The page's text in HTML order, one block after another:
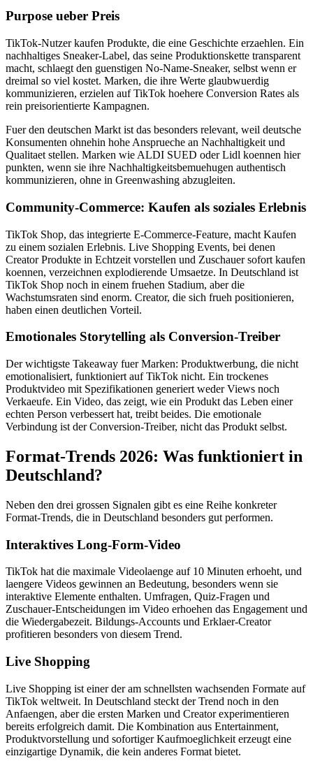
Purpose ueber Preis
TikTok-Nutzer kaufen Produkte, die eine Geschichte erzaehlen. Ein
nachhaltiges Sneaker-Label, das seine Produktionskette transparent
macht, schlaegt den guenstigen No-Name-Sneaker, selbst wenn er
dreimal so viel kostet. Marken, die ihre Werte glaubwuerdig
kommunizieren, erzielen auf TikTok hoehere Conversion Rates als
rein preisorientierte Kampagnen.
Fuer den deutschen Markt ist das besonders relevant, weil deutsche
Konsumenten ohnehin hohe Ansprueche an Nachhaltigkeit und
Qualitaet stellen. Marken wie ALDI SUED oder Lidl koennen hier
punkten, wenn sie ihre Nachhaltigkeitsbemuehugen authentisch
kommunizieren, ohne in Greenwashing abzugleiten.
Community-Commerce: Kaufen als soziales Erlebnis
TikTok Shop, das integrierte E-Commerce-Feature, macht Kaufen
zu einem sozialen Erlebnis. Live Shopping Events, bei denen
Creator Produkte in Echtzeit vorstellen und Zuschauer sofort kaufen
koennen, verzeichnen explodierende Umsaetze. In Deutschland ist
TikTok Shop noch in einem fruehen Stadium, aber die
Wachstumsraten sind enorm. Creator, die sich frueh positionieren,
haben einen deutlichen Vorteil.
Emotionales Storytelling als Conversion-Treiber
Der wichtigste Takeaway fuer Marken: Produktwerbung, die nicht
emotionalisiert, funktioniert auf TikTok nicht. Ein trockenes
Produktvideo mit Spezifikationen generiert weder Views noch
Verkaeufe. Ein Video, das zeigt, wie ein Produkt das Leben einer
echten Person verbessert hat, treibt beides. Die emotionale
Verbindung ist der Conversion-Treiber, nicht das Produkt selbst.
Format-Trends 2026: Was funktioniert in
Deutschland?
Neben den drei grossen Signalen gibt es eine Reihe konkreter
Format-Trends, die in Deutschland besonders gut performen.
Interaktives Long-Form-Video
TikTok hat die maximale Videolaenge auf 10 Minuten erhoeht, und
laengere Videos gewinnen an Bedeutung, besonders wenn sie
interaktive Elemente enthalten. Umfragen, Quiz-Fragen und
Zuschauer-Entscheidungen im Video erhoehen das Engagement und
die Wiedergabezeit. Bildungs-Accounts und Erklaer-Creator
profitieren besonders von diesem Trend.
Live Shopping
Live Shopping ist einer der am schnellsten wachsenden Formate auf
TikTok weltweit. In Deutschland steckt der Trend noch in den
Anfaengen, aber die ersten Marken und Creator experimentieren
bereits erfolgreich damit. Die Kombination aus Entertainment,
Produktvorstellung und sofortiger Kaufmoeglichkeit erzeugt eine
einzigartige Dynamik, die kein anderes Format bietet.